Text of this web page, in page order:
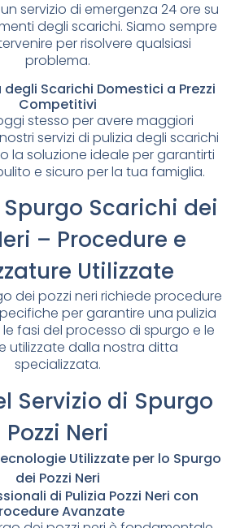
servizio di emergenza 24 ore su
degli scarichi. Siamo sempre
per risolvere qualsiasi
problema.
degli Scarichi Domestici a Prezzi
Competitivi
stesso per avere maggiori
servizi di pulizia degli scarichi
la soluzione ideale per garantirti
e sicuro per la tua famiglia.
Spurgo Scarichi dei
– Procedure e
Utilizzate
dei pozzi neri richiede procedure
per garantire una pulizia
fasi del processo di spurgo e le
utilizzate dalla nostra ditta
specializzata.
Servizio di Spurgo
Pozzi Neri
Utilizzate per lo Spurgo
dei Pozzi Neri
di Pulizia Pozzi Neri con
Avanzate